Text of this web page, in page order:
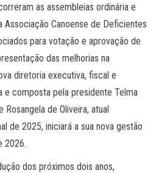
as assembleias ordinária e
Associação Canoense de Deficientes
para votação e aprovação de
das melhorias na
diretoria executiva, fiscal e
e composta pela presidente Telma
de Oliveira, atual
de 2025, iniciará a sua nova gestão
2026.
dos próximos dois anos,